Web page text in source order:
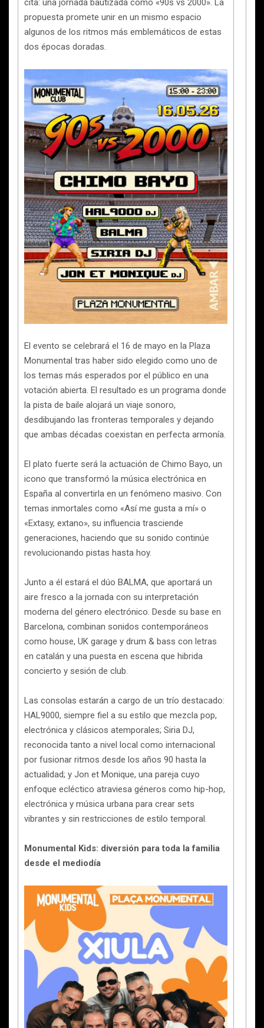
cita: una jornada bautizada como «90s vs 2000». La
propuesta promete unir en un mismo espacio
algunos de los ritmos más emblemáticos de estas
dos épocas doradas.
El evento se celebrará el 16 de mayo en la Plaza
Monumental tras haber sido elegido como uno de
los temas más esperados por el público en una
votación abierta. El resultado es un programa donde
la pista de baile alojará un viaje sonoro,
desdibujando las fronteras temporales y dejando
que ambas décadas coexistan en perfecta armonía.
El plato fuerte será la actuación de Chimo Bayo, un
icono que transformó la música electrónica en
España al convertirla en un fenómeno masivo. Con
temas inmortales como «Así me gusta a mí» o
«Extasy, extano», su influencia trasciende
generaciones, haciendo que su sonido continúe
revolucionando pistas hasta hoy.
Junto a él estará el dúo BALMA, que aportará un
aire fresco a la jornada con su interpretación
moderna del género electrónico. Desde su base en
Barcelona, combinan sonidos contemporáneos
como house, UK garage y drum & bass con letras
en catalán y una puesta en escena que hibrida
concierto y sesión de club.
Las consolas estarán a cargo de un trío destacado:
HAL9000, siempre fiel a su estilo que mezcla pop,
electrónica y clásicos atemporales; Siria DJ,
reconocida tanto a nivel local como internacional
por fusionar ritmos desde los años 90 hasta la
actualidad; y Jon et Monique, una pareja cuyo
enfoque ecléctico atraviesa géneros como hip-hop,
electrónica y música urbana para crear sets
vibrantes y sin restricciones de estilo temporal.
Monumental Kids: diversión para toda la familia
desde el mediodía